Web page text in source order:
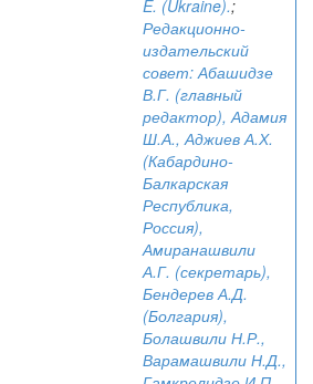
E. (Ukraine).;
Редакционно-
издательский
совет: Абашидзе
В.Г. (главный
редактор), Адамия
Ш.А., Аджиев А.Х.
(Кабардино-
Балкарская
Республика,
Россия),
Амиранашвили
А.Г. (секретарь),
Бендерев А.Д.
(Болгария),
Болашвили Н.Р.,
Варамашвили Н.Д.,